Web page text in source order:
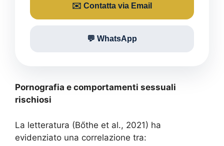
✉️ Contatta via Email
💬 WhatsApp
Pornografia e comportamenti sessuali
rischiosi
La letteratura (Bőthe et al., 2021) ha
evidenziato una correlazione tra: